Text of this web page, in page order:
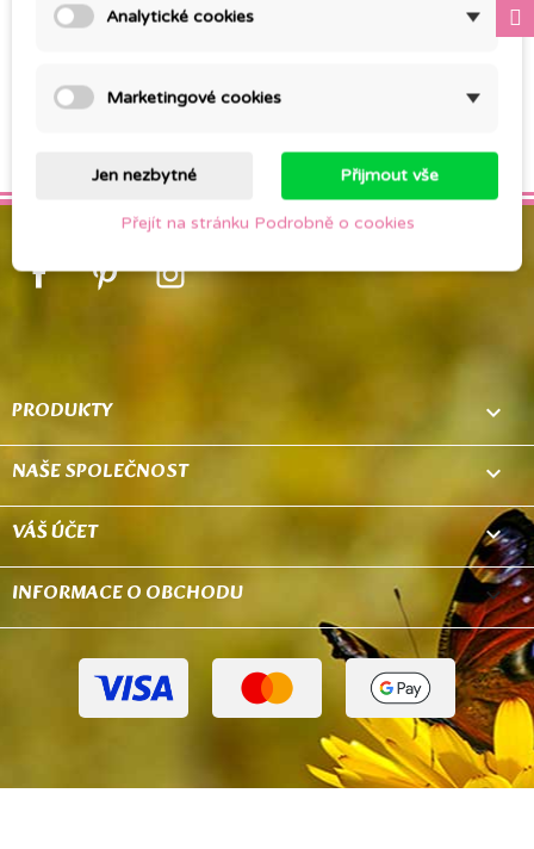
Zpět na začátek
FacebookPinterestInstagram
PRODUKTY 
NAŠE SPOLEČNOST 
VÁŠ ÚČET 
INFORMACE O OBCHODU keyboard_arrow_down
Analytické cookies
Marketingové cookies
Jen nezbytné Přijmout vše
Přejít na stránku Podrobně o cookies